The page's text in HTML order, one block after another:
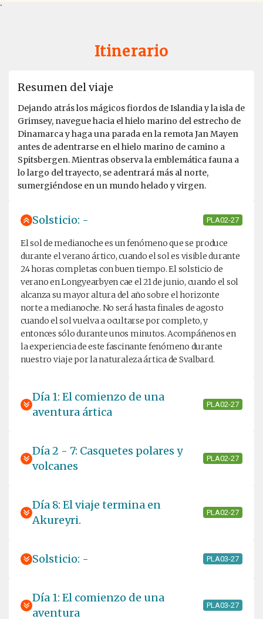
`
Itinerario
Resumen del viaje
Dejando atrás los mágicos fiordos de Islandia y la isla de
Grimsey, navegue hacia el hielo marino del estrecho de
Dinamarca y haga una parada en la remota Jan Mayen
antes de adentrarse en el hielo marino de camino a
Spitsbergen. Mientras observa la emblemática fauna a
lo largo del trayecto, se adentrará más al norte,
sumergiéndose en un mundo helado y virgen.
Solsticio: - PLA02-27
El sol de medianoche es un fenómeno que se produce
durante el verano ártico, cuando el sol es visible durante
24 horas completas con buen tiempo. El solsticio de
verano en Longyearbyen cae el 21 de junio, cuando el sol
alcanza su mayor altura del año sobre el horizonte
norte a medianoche. No será hasta finales de agosto
cuando el sol vuelva a ocultarse por completo, y
entonces sólo durante unos minutos. Acompáñenos en
la experiencia de este fascinante fenómeno durante
nuestro viaje por la naturaleza ártica de Svalbard.
Día 1: El comienzo de una
aventura ártica
PLA02-27
Día 2 - 7: Casquetes polares y
volcanes
PLA02-27
Día 8: El viaje termina en
Akureyri.
PLA02-27
Solsticio: - PLA03-27
Día 1: El comienzo de una
aventura
PLA03-27